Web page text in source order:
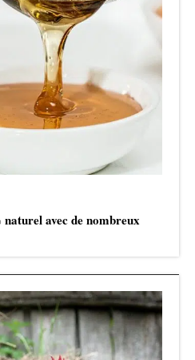
avec de nombreux